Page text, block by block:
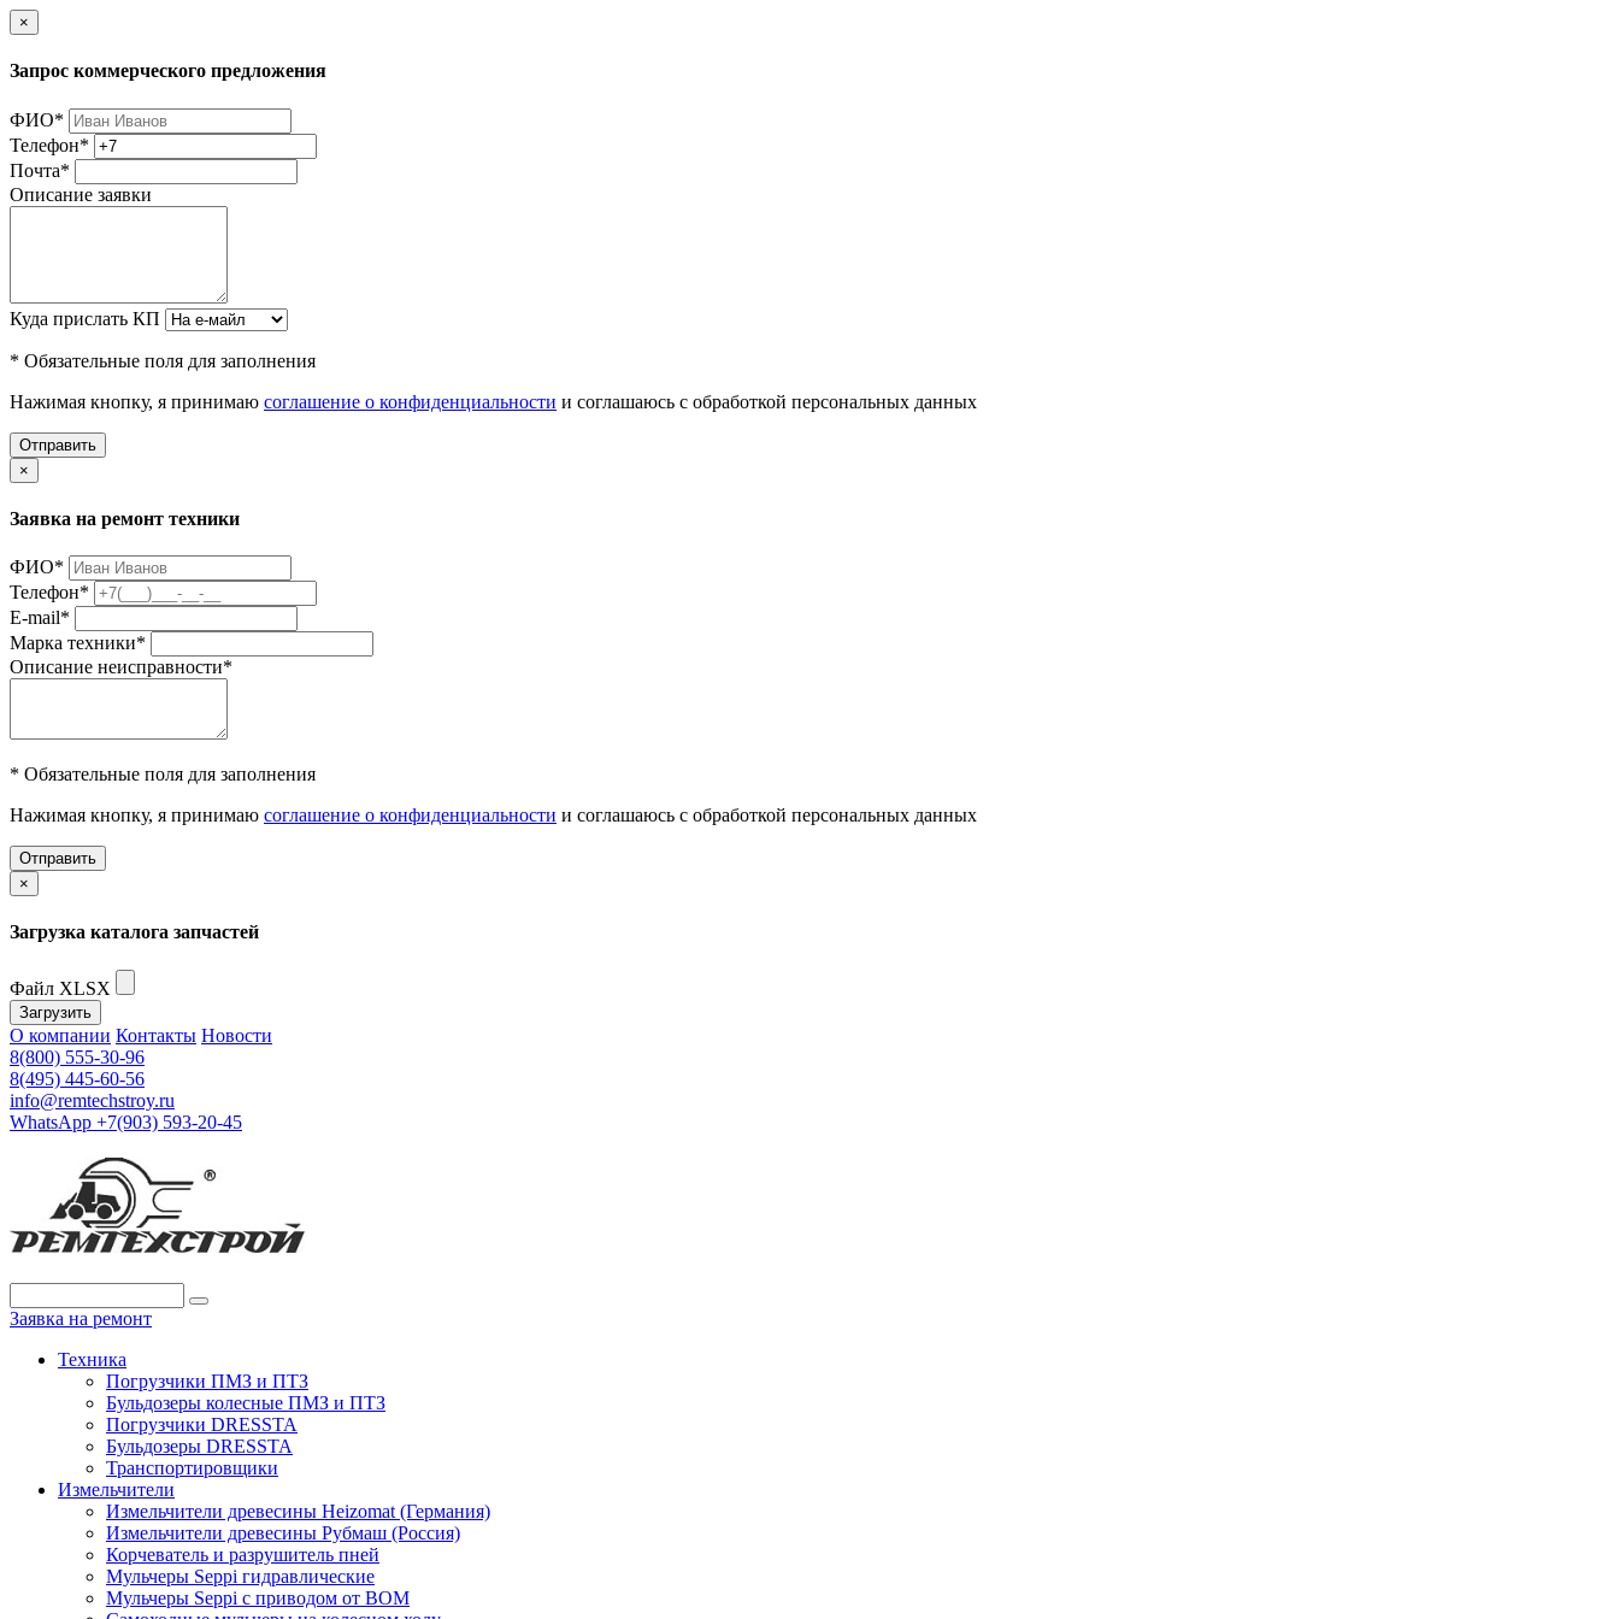
×
Запрос коммерческого предложения
ФИО*
Телефон*
Почта*
Описание заявки
Куда прислать КП
* Обязательные поля для заполнения
Нажимая кнопку, я принимаю соглашение о конфиденциальности и соглашаюсь с обработкой персональных данных
Отправить
×
Заявка на ремонт техники
ФИО*
Телефон*
E-mail*
Марка техники*
Описание неисправности*
* Обязательные поля для заполнения
Нажимая кнопку, я принимаю соглашение о конфиденциальности и соглашаюсь с обработкой персональных данных
Отправить
×
Загрузка каталога запчастей
Файл XLSX
Загрузить
О компании Контакты Новости
8(800) 555-30-96
8(495) 445-60-56
info@remtechstroy.ru
WhatsApp +7(903) 593-20-45
Заявка на ремонт
Техника
Погрузчики ПМЗ и ПТЗ
Бульдозеры колесные ПМЗ и ПТЗ
Погрузчики DRESSTA
Бульдозеры DRESSTA
Транспортировщики
Измельчители
Измельчители древесины Heizomat (Германия)
Измельчители древесины Рубмаш (Россия)
Корчеватель и разрушитель пней
Мульчеры Seppi гидравлические
Мульчеры Seppi с приводом от ВОМ